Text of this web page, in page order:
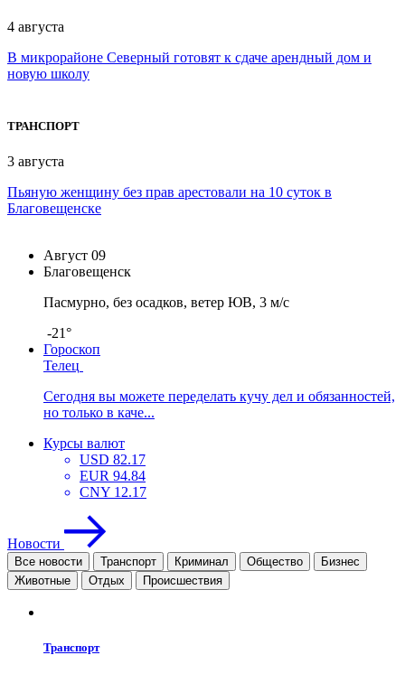
4 августа
В микрорайоне Северный готовят к сдаче арендный дом и
новую школу
ТРАНСПОРТ
3 августа
Пьяную женщину без прав арестовали на 10 суток в
Благовещенске
Август 09
Благовещенск
Пасмурно, без осадков, ветер ЮВ, 3 м/с
-21°
Гороскоп
Телец
Сегодня вы можете переделать кучу дел и обязанностей,
но только в каче...
Курсы валют
USD 82.17
EUR 94.84
CNY 12.17
Новости
Все новости Транспорт Криминал Общество
Бизнес
Животные
Отдых Проиcшествия
Транспорт